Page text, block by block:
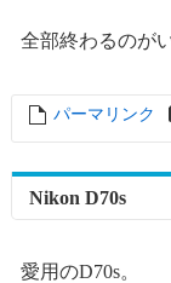
全部終わるのが
パーマリンク
Nikon D70s
愛用のD70s。